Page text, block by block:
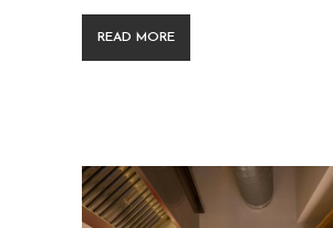
READ MORE